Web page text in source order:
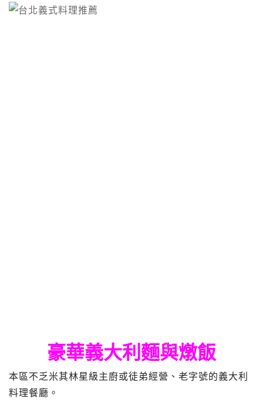
豪華義大利麵與燉飯
本區不乏米其林星級主廚或徒弟經營、老字號的義大利
料理餐廳。